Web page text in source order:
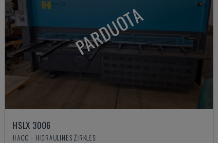
PARDUOTA
HSLX 3006
HACO - HIDRAULINĖS ŽIRKLĖS